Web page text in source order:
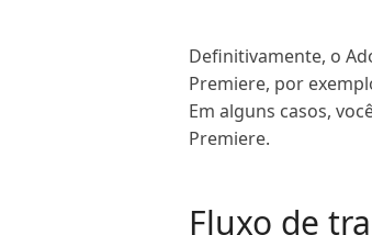
Definitivamente, o
Premiere, por
Em alguns casos,
Premiere.
Fluxo de